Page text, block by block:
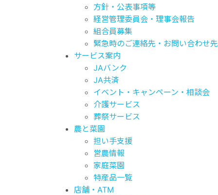
方針・公表事項等
経営管理委員会・理事会報告
組合員募集
緊急時のご連絡先・お問い合わせ先
サービス案内
JAバンク
JA共済
イベント・キャンペーン・相談会
介護サービス
葬祭サービス
農と菜園
担い手支援
営農情報
家庭菜園
特産品一覧
店舗・ATM